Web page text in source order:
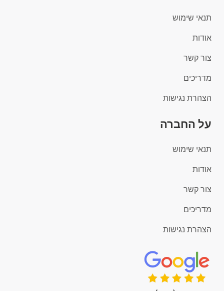
תנאי שימוש
אודות
צור קשר
מדריכים
הצהרת נגישות
על החברה
תנאי שימוש
אודות
צור קשר
מדריכים
הצהרת נגישות